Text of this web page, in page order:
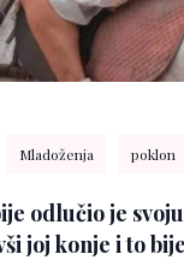
Mladoženja poklon
odlučio je
joj konje i to